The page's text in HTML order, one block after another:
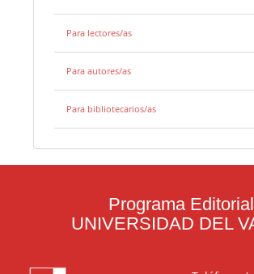
Para lectores/as
Para autores/as
Para bibliotecarios/as
Programa Editorial
UNIVERSIDAD DEL